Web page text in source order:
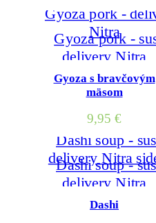
Gyoza s bravčovým
mäsom
9,95 €
Dashi